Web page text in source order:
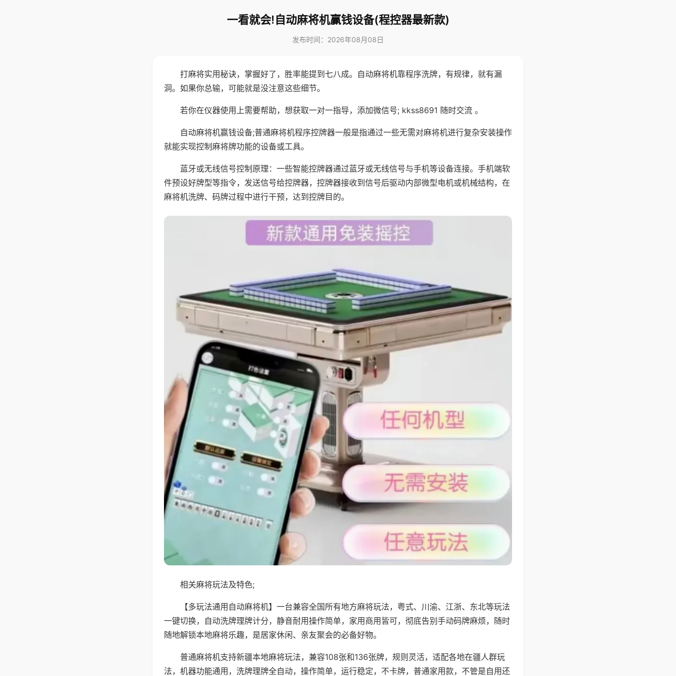
一看就会!自动麻将机赢钱设备(程控器最新款)
发布时间：2026年08月08日
打麻将实用秘诀，掌握好了，胜率能提到七八成。自动麻将机靠程序洗牌，有规律，就有漏
洞。如果你总输，可能就是没注意这些细节。
若你在仪器使用上需要帮助，想获取一对一指导，添加微信号; kkss8691 随时交流 。
自动麻将机赢钱设备;普通麻将机程序控牌器一般是指通过一些无需对麻将机进行复杂安装操作
就能实现控制麻将牌功能的设备或工具。
蓝牙或无线信号控制原理：一些智能控牌器通过蓝牙或无线信号与手机等设备连接。手机端软
件预设好牌型等指令，发送信号给控牌器，控牌器接收到信号后驱动内部微型电机或机械结构，在
麻将机洗牌、码牌过程中进行干预，达到控牌目的。
相关麻将玩法及特色;
【多玩法通用自动麻将机】一台兼容全国所有地方麻将玩法，粤式、川渝、江浙、东北等玩法
一键切换，自动洗牌理牌计分，静音耐用操作简单，家用商用皆可，彻底告别手动码牌麻烦，随时
随地解锁本地麻将乐趣，是居家休闲、亲友聚会的必备好物。
普通麻将机支持新疆本地麻将玩法，兼容108张和136张牌，规则灵活，适配各地在疆人群玩
法，机器功能通用，洗牌理牌全自动，操作简单，运行稳定，不卡牌，普通家用款，不管是自用还